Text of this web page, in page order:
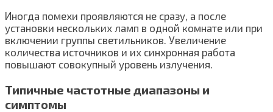
Иногда помехи проявляются не сразу, а после
установки нескольких ламп в одной комнате или при
включении группы светильников. Увеличение
количества источников и их синхронная работа
повышают совокупный уровень излучения.
Типичные частотные диапазоны и
симптомы